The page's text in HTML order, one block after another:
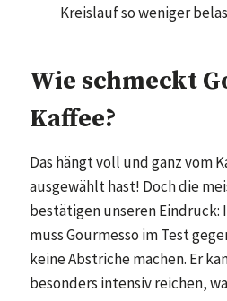
Kreislauf so weniger
Wie schmeckt
Kaffee?
Das hängt voll und ganz vom
ausgewählt hast! Doch die
bestätigen unseren Eindruck:
muss Gourmesso im Test
keine Abstriche machen. Er
besonders intensiv reichen,